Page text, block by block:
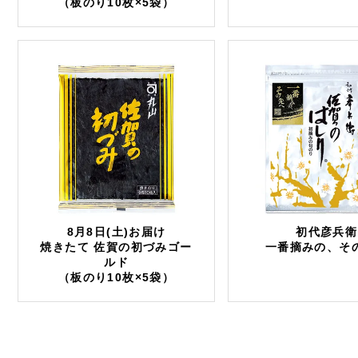
8月8日(土)お届け
焼きたて 佐賀の初づみゴー
ルド
（板のり10枚×5袋）
初代彦兵衛
一番摘みの、そ